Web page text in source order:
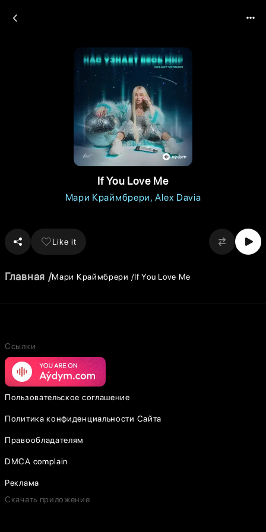
If You Love Me
Мари Краймбрери Alex Davia
Like it
Главная Мари Краймбрери If You Love Me
Ссылки
Пользовательское соглашение
Политика конфиденциальности Сайта
Правообладателям
DMCA complain
Реклама
Скачать приложение